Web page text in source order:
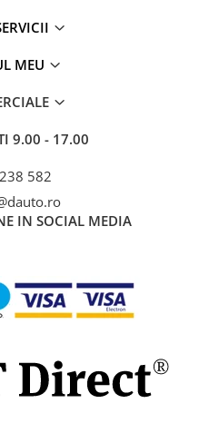
MEU
9.00 - 17.00
582
IN SOCIAL MEDIA